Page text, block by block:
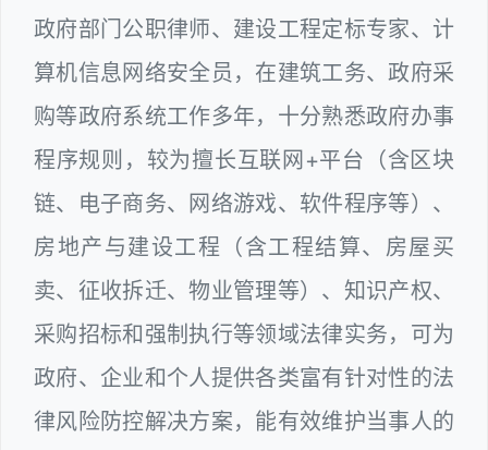
政府部门公职律师、建设工程定标专家、计
算机信息网络安全员，在建筑工务、政府采
购等政府系统工作多年，十分熟悉政府办事
程序规则，较为擅长互联网+平台（含区块
链、电子商务、网络游戏、软件程序等）、
房地产与建设工程（含工程结算、房屋买
卖、征收拆迁、物业管理等）、知识产权、
采购招标和强制执行等领域法律实务，可为
政府、企业和个人提供各类富有针对性的法
律风险防控解决方案，能有效维护当事人的